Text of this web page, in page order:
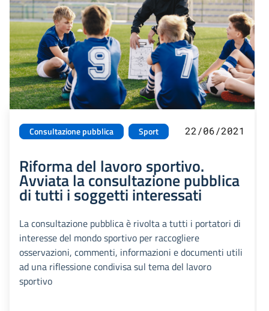
Consultazione pubblica Sport 22/06/2021
Riforma del lavoro sportivo.
Avviata la consultazione pubblica
di tutti i soggetti interessati
La consultazione pubblica è rivolta a tutti i portatori di
interesse del mondo sportivo per raccogliere
osservazioni, commenti, informazioni e documenti utili
ad una riflessione condivisa sul tema del lavoro
sportivo